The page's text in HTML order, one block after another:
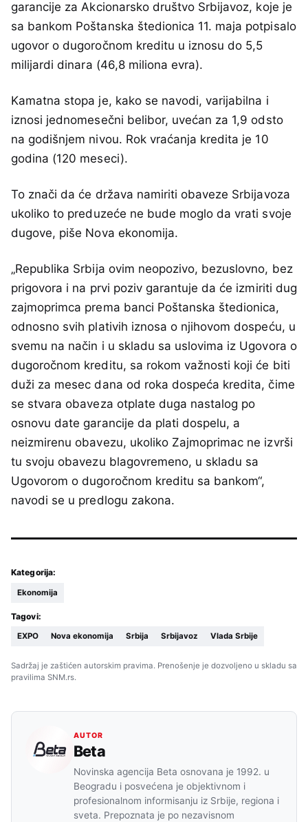
garancije za Akcionarsko društvo Srbijavoz, koje je
sa bankom Poštanska štedionica 11. maja potpisalo
ugovor o dugoročnom kreditu u iznosu do 5,5
milijardi dinara (46,8 miliona evra).
Kamatna stopa je, kako se navodi, varijabilna i
iznosi jednomesečni belibor, uvećan za 1,9 odsto
na godišnjem nivou. Rok vraćanja kredita je 10
godina (120 meseci).
To znači da će država namiriti obaveze Srbijavoza
ukoliko to preduzeće ne bude moglo da vrati svoje
dugove, piše Nova ekonomija.
„Republika Srbija ovim neopozivo, bezuslovno, bez
prigovora i na prvi poziv garantuje da će izmiriti dug
zajmoprimca prema banci Poštanska štedionica,
odnosno svih plativih iznosa o njihovom dospeću, u
svemu na način i u skladu sa uslovima iz Ugovora o
dugoročnom kreditu, sa rokom važnosti koji će biti
duži za mesec dana od roka dospeća kredita, čime
se stvara obaveza otplate duga nastalog po
osnovu date garancije da plati dospelu, a
neizmirenu obavezu, ukoliko Zajmoprimac ne izvrši
tu svoju obavezu blagovremeno, u skladu sa
Ugovorom o dugoročnom kreditu sa bankom“,
navodi se u predlogu zakona.
Kategorija:
Ekonomija
Tagovi:
EXPO Nova ekonomija Srbija Srbijavoz Vlada Srbije
Sadržaj je zaštićen autorskim pravima. Prenošenje je dozvoljeno u skladu sa
pravilima SNM.rs.
AUTOR
Beta
Novinska agencija Beta osnovana je 1992. u
Beogradu i posvećena je objektivnom i
profesionalnom informisanju iz Srbije, regiona i
sveta. Prepoznata je po nezavisnom